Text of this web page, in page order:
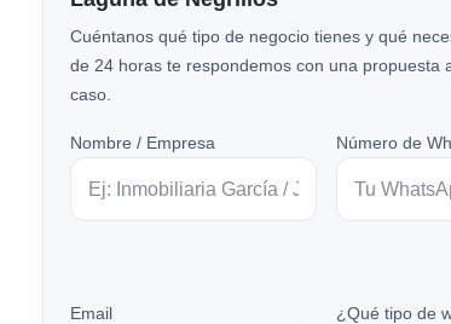
Cuéntanos qué tipo de negocio tienes y qué
de 24 horas te respondemos con una propuesta
caso.
Nombre / Empresa Número de
Email ¿Qué tipo de